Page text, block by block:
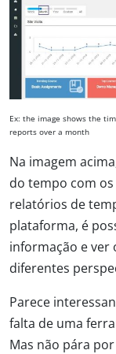
Ex: the image shows the
reports over a month
Na imagem
do tempo com
relatórios de
plataforma, é
informação e ver
diferentes
Parece
falta de uma
Mas não pára